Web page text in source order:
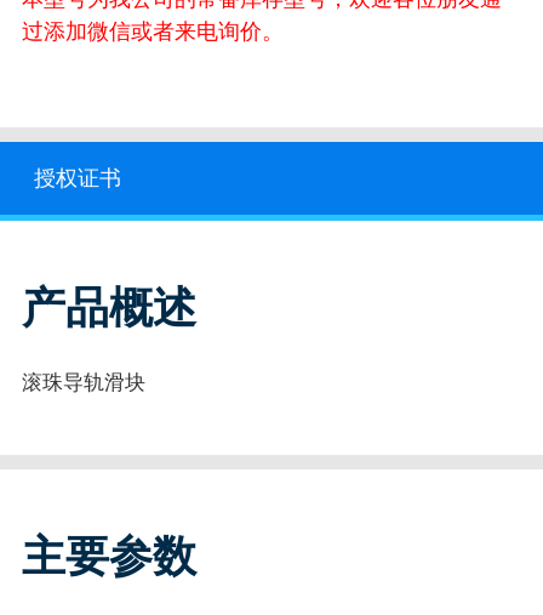
过添加微信或者来电询价。
授权证书
产品概述
滚珠导轨滑块
主要参数